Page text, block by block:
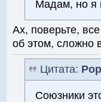
Мадам, но я
Ах, поверьте,
об этом, сложно
Цитата:
Союзники